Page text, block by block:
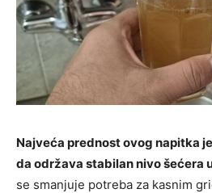
Najveća prednost ovog napitka
da održava stabilan nivo šećera
se smanjuje potreba za kasnim